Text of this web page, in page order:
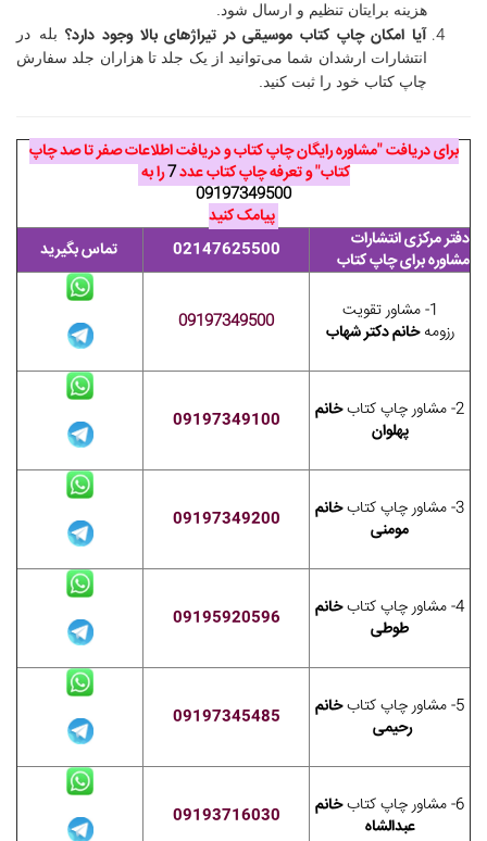
هزینه برایتان تنظیم و ارسال شود.
آیا امکان چاپ کتاب موسیقی در تیراژهای بالا وجود دارد؟بله در
انتشارات ارشدان شما می‌توانید از یک جلد تا هزاران جلد سفارش
چاپ کتاب خود را ثبت کنید.
برای دریافت "مشاوره رایگان چاپ کتاب و دریافت اطلاعات صفر تا صد چاپ
کتاب" و تعرفه چاپ کتاب عدد7را به
09197349500
پیامک کنید
دفتر مرکزی انتشارات
مشاوره برای چاپ کتاب
02147625500 تماس بگیرید
1- مشاور تقویت
رزومهخانم دکتر شهاب 09197349500
2- مشاور چاپ کتاب
خانم
پهلوان
09197349100
3- مشاور چاپ کتاب
خانم
مومنی
09197349200
4- مشاور چاپ کتاب
خانم
طوطی
09195920596
5- مشاور چاپ کتاب
خانم
رحیمی
09197345485
6- مشاور چاپ کتاب
خانم
عبدالشاه
09193716030